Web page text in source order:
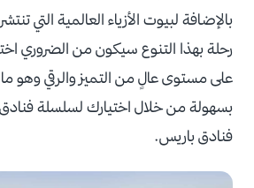
بالإضافة لبيوت الأزياء العالمية التي
رحلة بهذا التنوع سيكون من الضروري
على مستوى عالٍ من التميز والرقي وهو
بسهولة من خلال اختيارك لسلسلة
فنادق باريس.